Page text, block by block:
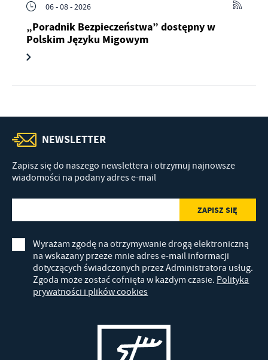
06 - 08 - 2026
„Poradnik Bezpieczeństwa” dostępny w
Polskim Języku Migowym
NEWSLETTER
Zapisz się do naszego newslettera i otrzymuj najnowsze
wiadomości na podany adres e-mail
Wyrażam zgodę na otrzymywanie drogą elektroniczną
na wskazany przeze mnie adres e-mail informacji
dotyczących świadczonych przez Administratora usług.
Zgoda może zostać cofnięta w każdym czasie. Polityka
prywatności i plików cookies